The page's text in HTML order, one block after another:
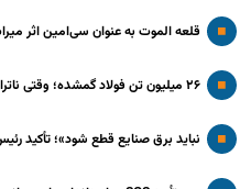
قلعه الموت به عنوان سی‌امین اثر
۲۶ میلیون تن فولاد گمشده؛ وقتی ناترازی انرژی بزرگ‌ترین مانع تولید می‌شود
نباید برق صنایع قطع شود»؛ تأکید